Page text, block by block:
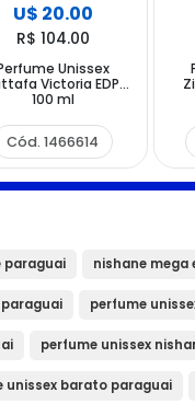
U$ 20.00
R$ 104.00
Unissex
Victoria EDP
100 ml
Cód. 1466614
paraguai nishane mega
perfume
perfume unissex
unissex barato paraguai